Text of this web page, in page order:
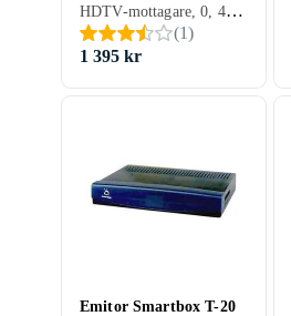
HDTV-mottagare, 0, 480p, 576p, 720p, 1080p (Full HD), 1080i, 576i, Kabel (DVB-C), Marksänd (DVB-T), Marksänd (DVB-T2)
(1)
1 395 kr
Emitor Smartbox T-20